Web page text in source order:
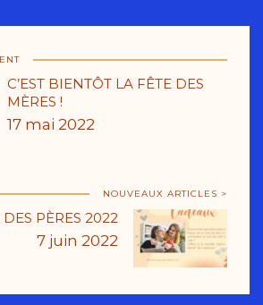
C’EST BIENTÔT LA FÊTE DES
MÈRES !
17 mai 2022
NOUVEAUX ARTICLES >
DES PÈRES 2022
7 juin 2022